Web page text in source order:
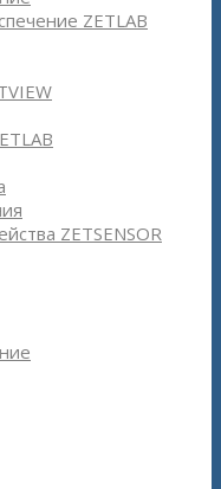
ZETLAB
ZETSENSOR